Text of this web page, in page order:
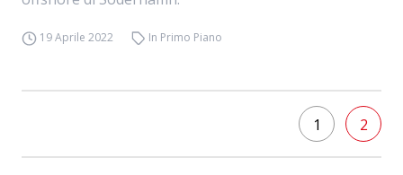
19 Aprile 2022 In Primo Piano
1 2